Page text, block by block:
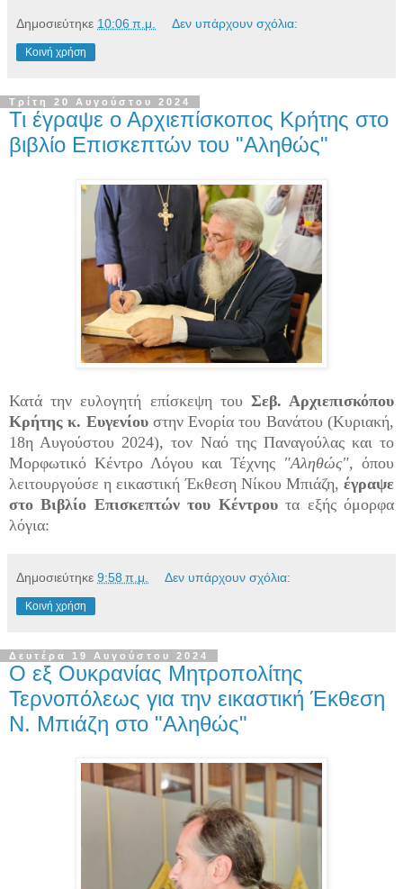
Δημοσιεύτηκε 10:06 π.μ. Δεν υπάρχουν σχόλια:
Κοινή χρήση
Τρίτη 20 Αυγούστου 2024
Τι έγραψε ο Αρχιεπίσκοπος Κρήτης στο
βιβλίο Επισκεπτών του "Αληθώς"
Κατά την ευλογητή επίσκεψη του Σεβ. Αρχιεπισκόπου
Κρήτης κ. Ευγενίου στην Ενορία του Βανάτου (Κυριακή,
18η Αυγούστου 2024), τον Ναό της Παναγούλας και το
Μορφωτικό Κέντρο Λόγου και Τέχνης "Αληθώς", όπου
λειτουργούσε η εικαστική Έκθεση Νίκου Μπιάζη, έγραψε
στο Βιβλίο Επισκεπτών του Κέντρουτα εξής όμορφα
λόγια:
Δημοσιεύτηκε 9:58 π.μ. Δεν υπάρχουν σχόλια:
Κοινή χρήση
Δευτέρα 19 Αυγούστου 2024
Ο εξ Ουκρανίας Μητροπολίτης
Τερνοπόλεως για την εικαστική Έκθεση
Ν. Μπιάζη στο "Αληθώς"